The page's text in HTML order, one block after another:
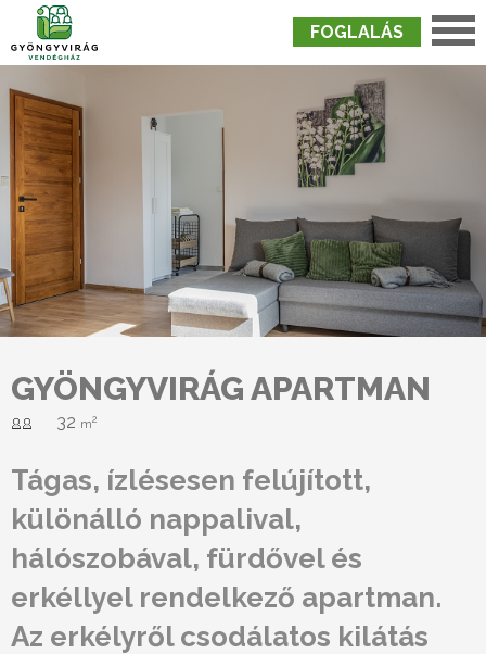
FOGLALÁS
Nyitólap
GYÖNGYVIRÁG APARTMAN
32 m2
Tágas, ízlésesen felújított,
különálló nappalival,
hálószobával, fürdővel és
erkéllyel rendelkező apartman.
Az erkélyről csodálatos kilátás